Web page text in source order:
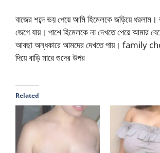
বাজের শব্দে ভয় পেয়ে আমি হিমেলকে জড়িয়ে ধরলাম।
জেগে যায়। পাশে হিমেলকে না দেখতে পেয়ে আমার
আবছা অন্ধকারে আমদের দেখতে পায়। family
দিয়ে বাড়ি মারে গুদের উপর
Related